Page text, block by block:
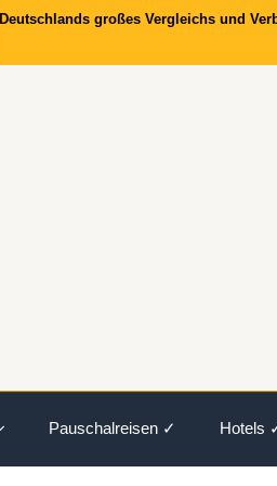
Deutschlands großes Vergleichs und
Pauschalreisen ✓ Hotels